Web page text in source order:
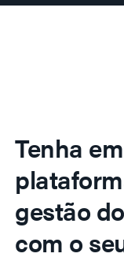
Tenha
gestão
com o